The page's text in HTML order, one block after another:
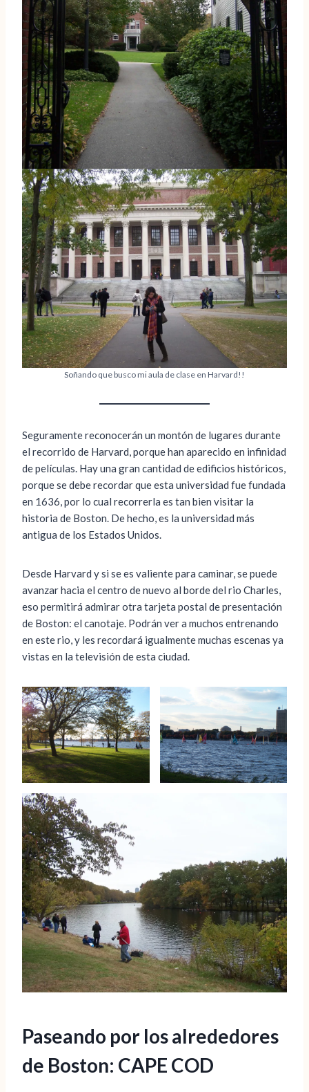
Soñando que busco mi aula de clase en Harvard!!
Seguramente reconocerán un montón de lugares durante
el recorrido de Harvard, porque han aparecido en infinidad
de películas. Hay una gran cantidad de edificios históricos,
porque se debe recordar que esta universidad fue fundada
en 1636, por lo cual recorrerla es tan bien visitar la
historia de Boston. De hecho, es la universidad más
antigua de los Estados Unidos.
Desde Harvard y si se es valiente para caminar, se puede
avanzar hacia el centro de nuevo al borde del rio Charles,
eso permitirá admirar otra tarjeta postal de presentación
de Boston: el canotaje. Podrán ver a muchos entrenando
en este rio, y les recordará igualmente muchas escenas ya
vistas en la televisión de esta ciudad.
Paseando por los alrededores
de Boston: CAPE COD